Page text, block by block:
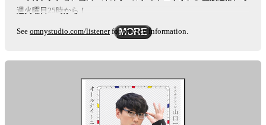
週火曜日25時から！
See omnystudio.com/listenerfor privacy information.
MORE